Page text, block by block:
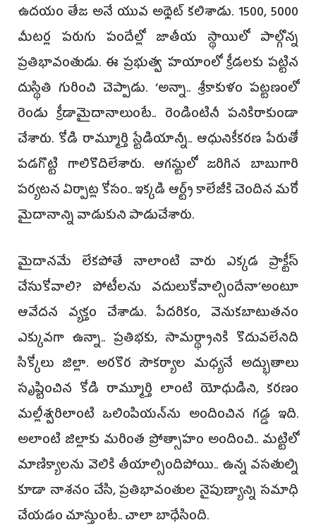
ఉదయం తేజ అనే యువ అథ్లెట్‌ కలిశాడు. 1500, 5000
మీటర్ల పరుగు పందేల్లో జాతీయ స్థాయిలో పాల్గొన్న
ప్రతిభావంతుడు. ఈ ప్రభుత్వ హయాంలో క్రీడలకు పట్టిన
దుస్థితి గురించి చెప్పాడు. ‘అన్నా.. శ్రీకాకుళం పట్టణంలో
రెండు క్రీడామైదానాలుంటే.. రెండింటినీ పనికిరాకుండా
చేశారు. కోడి రామ్మూర్తి స్టేడియాన్నీ.. ఆధునికీకరణ పేరుతో
పడగొట్టి గాలికొదిలేశారు. ఆగస్టులో జరిగిన బాబుగారి
పర్యటన ఏర్పాట్ల కోసం.. ఇక్కడి ఆర్ట్స్‌ కాలేజీకి చెందిన మరో
మైదానాన్ని వాడుకుని పాడుచేశారు.
మైదానమే లేకపోతే నాలాంటి వారు ఎక్కడ ప్రాక్టీస్‌
చేసుకోవాలి? పోటీలను వదులుకోవాల్సిందేనా’అంటూ
ఆవేదన వ్యక్తం చేశాడు. పేదరికం, వెనుకబాటుతనం
ఎక్కువగా ఉన్నా.. ప్రతిభకు, సామర్థ్యానికి కొదువలేనిది
సిక్కోలు జిల్లా. అరకొర సౌకర్యాల మధ్యనే అద్భుతాలు
సృష్టించిన కోడి రామ్మూర్తి లాంటి యోధుడిని, కరణం
మల్లీశ్వరిలాంటి ఒలింపియన్‌ను అందించిన గడ్డ ఇది.
అలాంటి జిల్లాకు మరింత ప్రోత్సాహం అందించి.. మట్టిలో
మాణిక్యాలను వెలికి తీయాల్సిందిపోయి.. ఉన్న వసతుల్ని
కూడా నాశనం చేసి, ప్రతిభావంతుల నైపుణ్యాన్ని సమాధి
చేయడం చూస్తుంటే.. చాలా బాధేసింది.